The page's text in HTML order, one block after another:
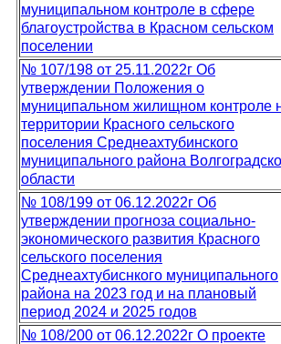
муниципальном контроле в сфере
благоустройства в Красном сельском
поселении
№ 107/198 от 25.11.2022г Об
утверждении Положения о
муниципальном жилищном контроле
территории Красного сельского
поселения Среднеахтубинского
муниципального района
области
№ 108/199 от 06.12.2022г Об
утверждении прогноза социально-
экономического развития Красного
сельского поселения
Среднеахтубиснкого муниципального
района на 2023 год и на плановый
период 2024 и 2025 годов
№ 108/200 от 06.12.2022г О проекте